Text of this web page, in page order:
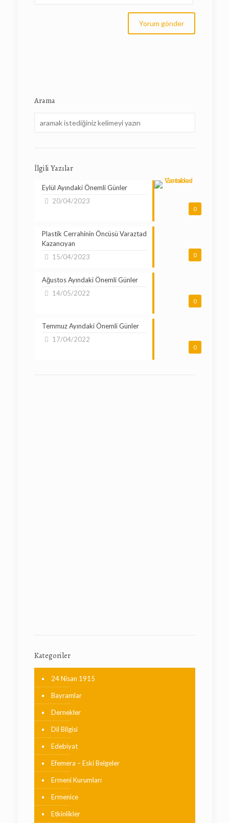
Arama
İlgili Yazılar
0
Eylül Ayındaki Önemli Günler
20/04/2023
0
Plastik Cerrahinin Öncüsü Varaztad
Kazancıyan
15/04/2023
0
Ağustos Ayındaki Önemli Günler
14/05/2022
0
Temmuz Ayındaki Önemli Günler
17/04/2022
Kategoriler
24 Nisan 1915
Bayramlar
Dernekler
Dil Bilgisi
Edebiyat
Efemera – Eski Belgeler
Ermeni Kurumları
Ermenice
Etkinlikler